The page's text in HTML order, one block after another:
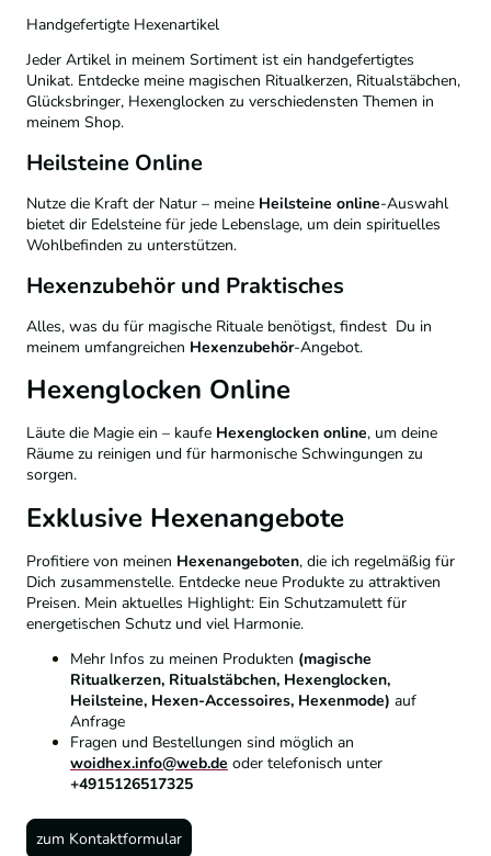
Handgefertigte Hexenartikel
Jeder Artikel in meinem Sortiment ist ein handgefertigtes
Unikat. Entdecke meine magischen Ritualkerzen, Ritualstäbchen,
Glücksbringer, Hexenglocken zu verschiedensten Themen in
meinem Shop.
Heilsteine Online
Nutze die Kraft der Natur – meine Heilsteine online-Auswahl
bietet dir Edelsteine für jede Lebenslage, um dein spirituelles
Wohlbefinden zu unterstützen.
Hexenzubehör und Praktisches
Alles, was du für magische Rituale benötigst, findest Du in
meinem umfangreichen Hexenzubehör-Angebot.
Hexenglocken Online
Läute die Magie ein – kaufe Hexenglocken online, um deine
Räume zu reinigen und für harmonische Schwingungen zu
sorgen.
Exklusive Hexenangebote
Profitiere von meinen Hexenangeboten, die ich regelmäßig für
Dich zusammenstelle. Entdecke neue Produkte zu attraktiven
Preisen. Mein aktuelles Highlight: Ein Schutzamulett für
energetischen Schutz und viel Harmonie.
Mehr Infos zu meinen Produkten (magische
Ritualkerzen, Ritualstäbchen, Hexenglocken,
Heilsteine, Hexen-Accessoires, Hexenmode) auf
Anfrage
Fragen und Bestellungen sind möglich an
woidhex.info@web.de oder telefonisch unter
+4915126517325
zum Kontaktformular